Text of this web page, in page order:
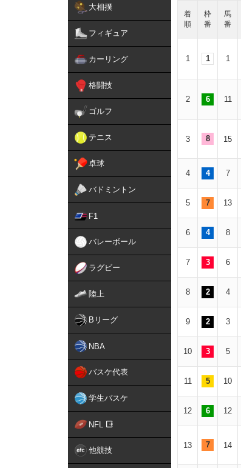
大相撲
フィギュア
カーリング
格闘技
ゴルフ
テニス
卓球
バドミントン
F1
バレーボール
ラグビー
陸上
Bリーグ
NBA
バスケ代表
学生バスケ
NFL
他競技
着
順
枠
番
馬
番
1 1 1
2 6 11
3 8 15
4 4 7
5 7 13
6 4 8
7 3 6
8 2 4
9 2 3
10 3 5
11 5 10
12 6 12
13 7 14